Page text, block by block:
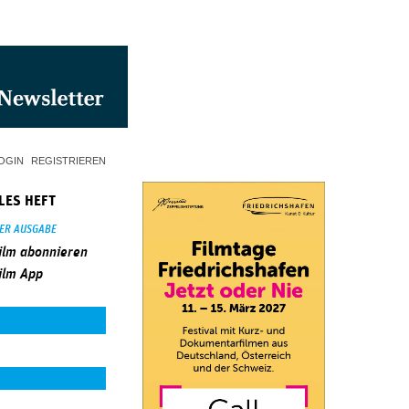
REGISTRIEREN
HEFT
AUSGABE
abonnieren
App